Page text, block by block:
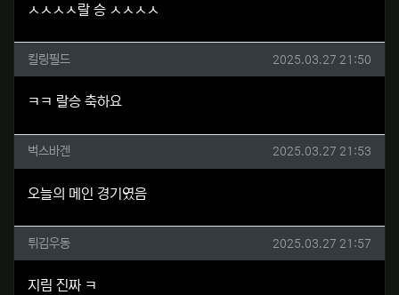
ㅅㅅㅅㅅ랄 승 ㅅㅅㅅㅅ
킬링필드님의 댓글
킬링필드 작성일
2025.03.27 21:50
ㅋㅋ 랄승 축하요
벅스바겐님의 댓글
벅스바겐 작성일
2025.03.27 21:53
오늘의 메인 경기였음
튀김우동님의 댓글
튀김우동 작성일
2025.03.27 21:57
지림 진짜 ㅋ